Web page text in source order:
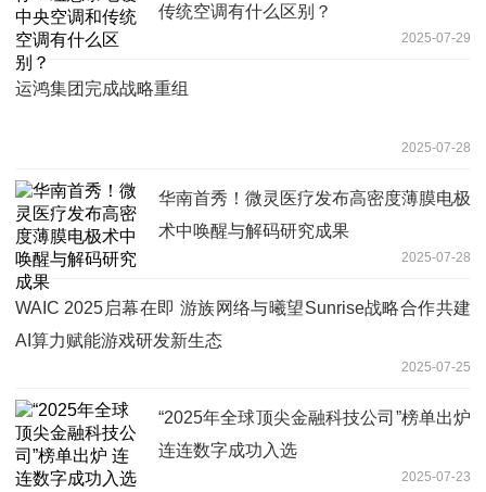
传统空调有什么区别？
2025-07-29
运鸿集团完成战略重组
2025-07-28
华南首秀！微灵医疗发布高密度薄膜电极
术中唤醒与解码研究成果
2025-07-28
WAIC 2025启幕在即 游族网络与曦望Sunrise战略合作共建
AI算力赋能游戏研发新生态
2025-07-25
“2025年全球顶尖金融科技公司”榜单出炉
连连数字成功入选
2025-07-23